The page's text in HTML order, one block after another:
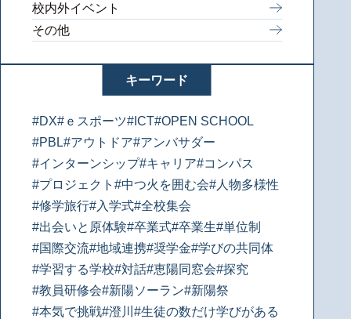
校内外イベント
その他
キーワード
#DX#ｅスポーツ#ICT#OPEN SCHOOL
#PBL#アウトドア#アンバサダー
#インターンシップ#キャリア#コンパス
#プロジェクト #中つ火を囲む会#人物多様性
#修学旅行#入学式#全校集会
#出会いと原体験#卒業式#卒業生#単位制
#国際交流#地域連携#奨学金#学びの共同体
#学習する学校#対話#恵陽同窓会#探究
#教員研修会#新陽ソーラン#新陽祭
#本気で挑戦#澄川 #生徒の数だけ学びがある